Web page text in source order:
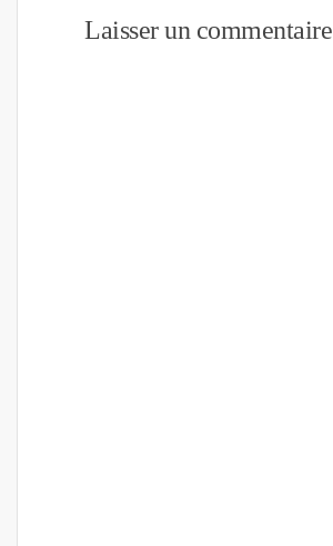
Laisser un commentaire